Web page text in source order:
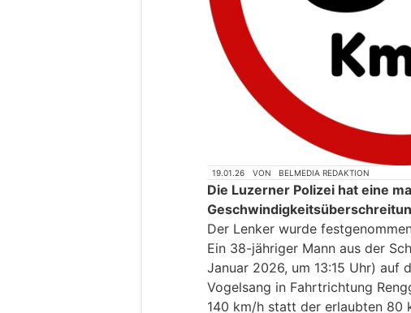
19.01.26 VON BELMEDIA REDAKTION
Die Luzerner Polizei hat eine
Der Lenker wurde
Ein 38-jähriger Mann aus der
Januar 2026, um 13:15 Uhr) auf
Vogelsang in Fahrtrichtung
140 km/h statt der erlaubten 80